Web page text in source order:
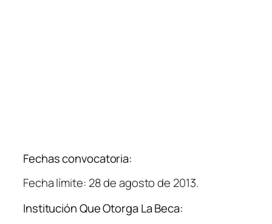
Fechas convocatoria:
Fecha límite: 28 de agosto de 2013.
Institución Que Otorga La Beca: